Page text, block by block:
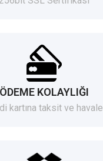
ÖDEME KOLAYLIĞI
kartına taksit ve havale